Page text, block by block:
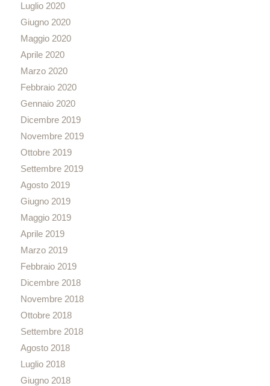
Luglio 2020
Giugno 2020
Maggio 2020
Aprile 2020
Marzo 2020
Febbraio 2020
Gennaio 2020
Dicembre 2019
Novembre 2019
Ottobre 2019
Settembre 2019
Agosto 2019
Giugno 2019
Maggio 2019
Aprile 2019
Marzo 2019
Febbraio 2019
Dicembre 2018
Novembre 2018
Ottobre 2018
Settembre 2018
Agosto 2018
Luglio 2018
Giugno 2018